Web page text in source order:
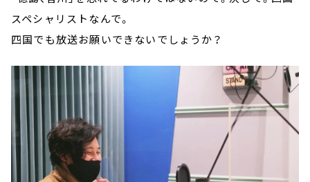
スペシャリストなんで。
四国でも放送お願いできないでしょうか？